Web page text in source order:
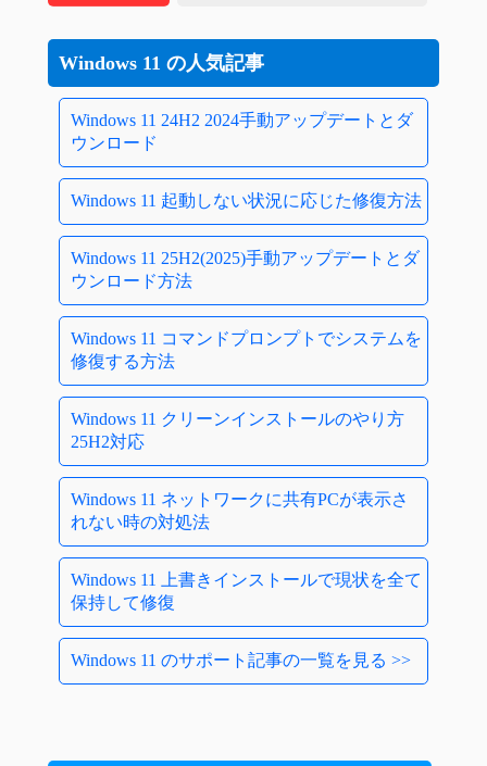
Windows 11 の人気記事
Windows 11 24H2 2024手動アップデートとダ
ウンロード
Windows 11 起動しない状況に応じた修復方法
Windows 11 25H2(2025)手動アップデートとダ
ウンロード方法
Windows 11 コマンドプロンプトでシステムを
修復する方法
Windows 11 クリーンインストールのやり方
25H2対応
Windows 11 ネットワークに共有PCが表示さ
れない時の対処法
Windows 11 上書きインストールで現状を全て
保持して修復
Windows 11 のサポート記事の一覧を見る >>